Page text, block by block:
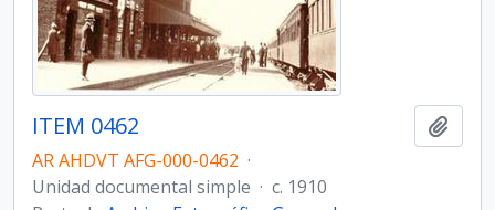
ITEM 0462
AR AHDVT AFG-000-0462 ·
Unidad documental simple · c. 1910